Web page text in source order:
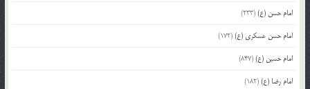
امام حسن (ع)(233)
امام حسن عسکری (ع)(172)
امام حسین (ع)(847)
امام رضا (ع)(182)